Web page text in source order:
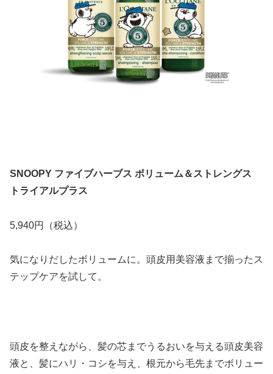
SNOOPY ファイブハーブス ボリューム＆ストレングス
トライアルプラス
5,940円（税込）
気になりだしたボリュームに。頭皮用美容液まで揃ったス
テップケアを試して。
頭皮を整えながら、髪の芯までうるおいを与える頭皮美容
液と、髪にハリ・コシを与え、根元から毛先までボリュー